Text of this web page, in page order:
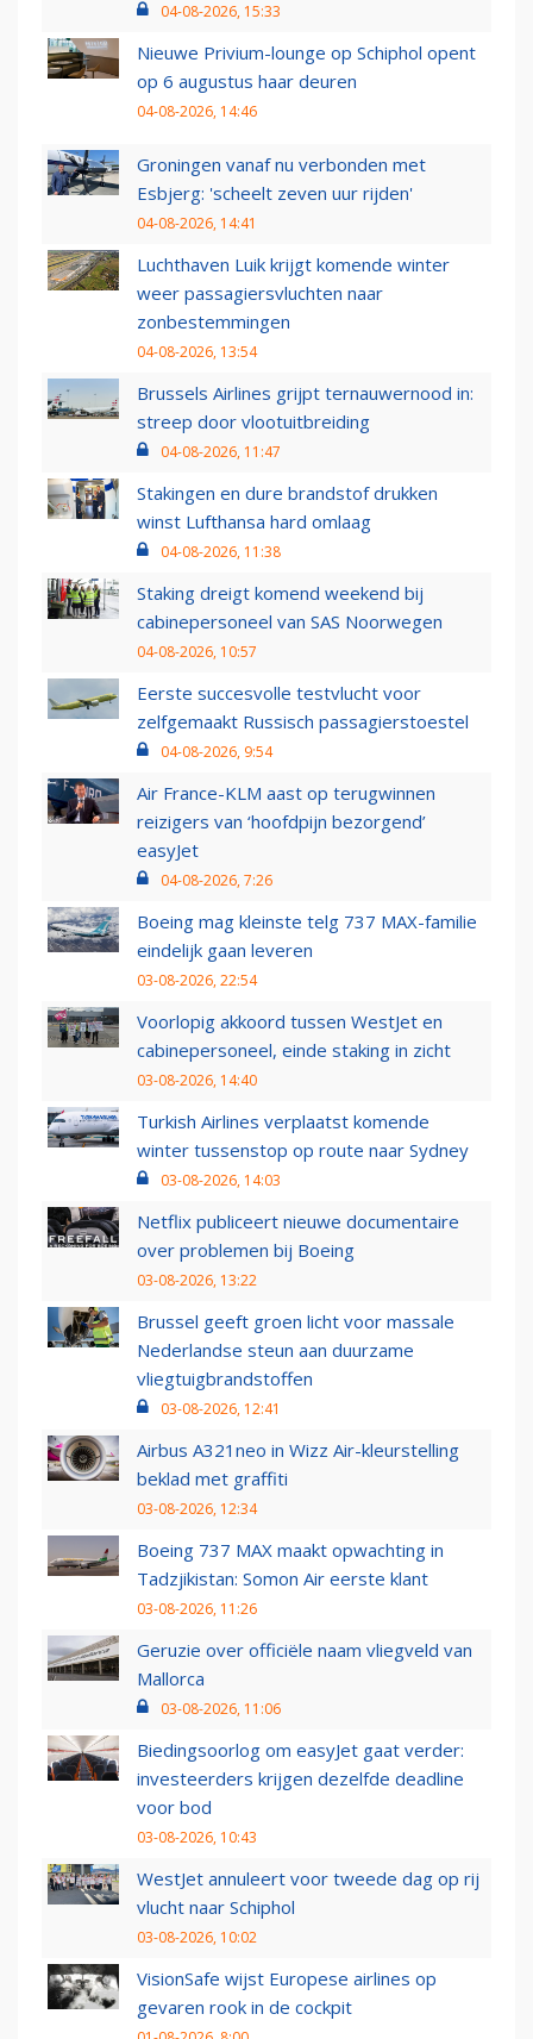
04-08-2026, 15:33
Nieuwe Privium-lounge op Schiphol opent
op 6 augustus haar deuren
04-08-2026, 14:46
Groningen vanaf nu verbonden met
Esbjerg: 'scheelt zeven uur rijden'
04-08-2026, 14:41
Luchthaven Luik krijgt komende winter
weer passagiersvluchten naar
zonbestemmingen
04-08-2026, 13:54
Brussels Airlines grijpt ternauwernood in:
streep door vlootuitbreiding
04-08-2026, 11:47
Stakingen en dure brandstof drukken
winst Lufthansa hard omlaag
04-08-2026, 11:38
Staking dreigt komend weekend bij
cabinepersoneel van SAS Noorwegen
04-08-2026, 10:57
Eerste succesvolle testvlucht voor
zelfgemaakt Russisch passagierstoestel
04-08-2026, 9:54
Air France-KLM aast op terugwinnen
reizigers van ‘hoofdpijn bezorgend’
easyJet
04-08-2026, 7:26
Boeing mag kleinste telg 737 MAX-familie
eindelijk gaan leveren
03-08-2026, 22:54
Voorlopig akkoord tussen WestJet en
cabinepersoneel, einde staking in zicht
03-08-2026, 14:40
Turkish Airlines verplaatst komende
winter tussenstop op route naar Sydney
03-08-2026, 14:03
Netflix publiceert nieuwe documentaire
over problemen bij Boeing
03-08-2026, 13:22
Brussel geeft groen licht voor massale
Nederlandse steun aan duurzame
vliegtuigbrandstoffen
03-08-2026, 12:41
Airbus A321neo in Wizz Air-kleurstelling
beklad met graffiti
03-08-2026, 12:34
Boeing 737 MAX maakt opwachting in
Tadzjikistan: Somon Air eerste klant
03-08-2026, 11:26
Geruzie over officiële naam vliegveld van
Mallorca
03-08-2026, 11:06
Biedingsoorlog om easyJet gaat verder:
investeerders krijgen dezelfde deadline
voor bod
03-08-2026, 10:43
WestJet annuleert voor tweede dag op rij
vlucht naar Schiphol
03-08-2026, 10:02
VisionSafe wijst Europese airlines op
gevaren rook in de cockpit